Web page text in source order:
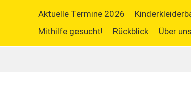
Aktuelle Termine 2026
Mithilfe gesucht!
Rückblick Über uns